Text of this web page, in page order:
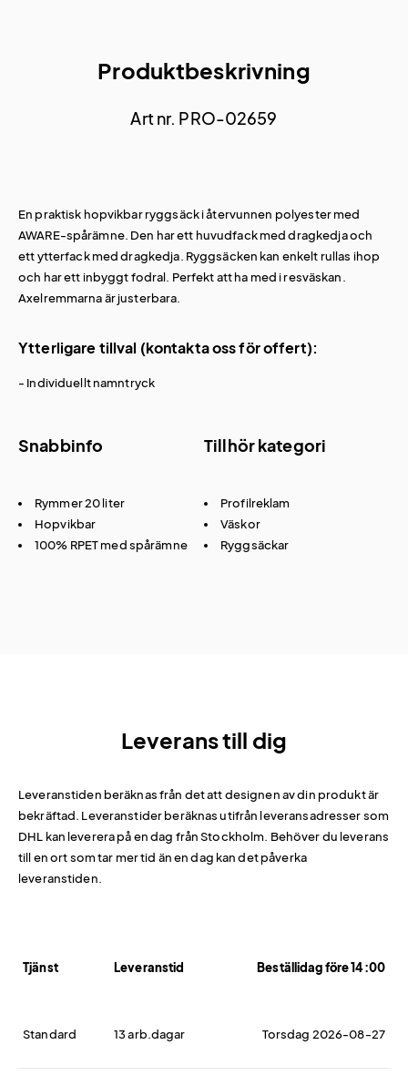
Produktbeskrivning
Art nr. PRO-02659
En praktisk hopvikbar ryggsäck i återvunnen polyester med
AWARE-spårämne. Den har ett huvudfack med dragkedja och
ett ytterfack med dragkedja. Ryggsäcken kan enkelt rullas ihop
och har ett inbyggt fodral. Perfekt att ha med i resväskan.
Axelremmarna är justerbara.
Ytterligare tillval (kontakta oss för offert):
- Individuellt namntryck
Snabbinfo
Rymmer 20 liter
Hopvikbar
100% RPET med spårämne
Tillhör kategori
Profilreklam
Väskor
Ryggsäckar
Leverans till dig
Leveranstiden beräknas från det att designen av din produkt är
bekräftad. Leveranstider beräknas utifrån leveransadresser som
DHL kan leverera på en dag från Stockholm. Behöver du leverans
till en ort som tar mer tid än en dag kan det påverka
leveranstiden.
Tjänst Leveranstid Beställidag före 14:00
Standard 13 arb.dagar Torsdag 2026-08-27